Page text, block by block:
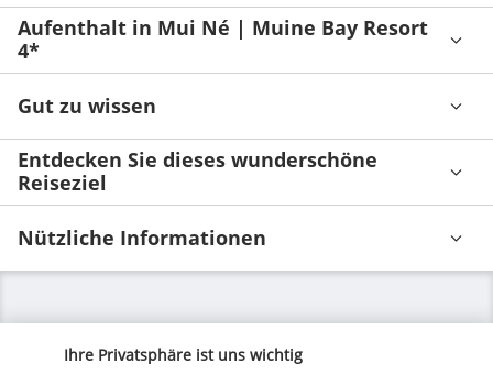
Aufenthalt in Mui Né | Muine Bay Resort
4*
Gut zu wissen
Entdecken Sie dieses wunderschöne
Reiseziel
Nützliche Informationen
Unsere Experten stehen Ihnen zur Seite
Ihre Privatsphäre ist uns wichtig